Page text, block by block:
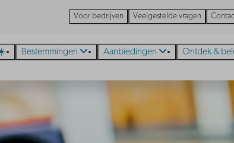
Voor bedrijven Veelgestelde vragen
Bestemmingen Aanbiedingen Ontdek &